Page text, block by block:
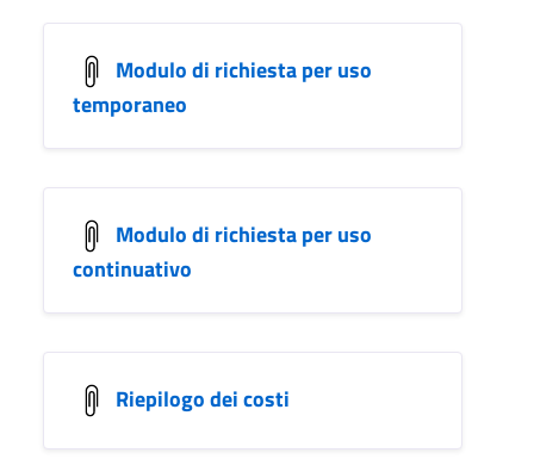
Modulo di richiesta per uso
temporaneo
Modulo di richiesta per uso
continuativo
Riepilogo dei costi